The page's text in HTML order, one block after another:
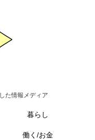
た情報メディア
暮らし
働く/お金